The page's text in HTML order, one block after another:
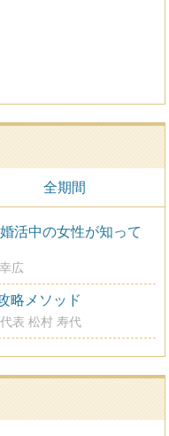
全期間
活中の女性が知って
広
略メソッド
表 松村 寿代